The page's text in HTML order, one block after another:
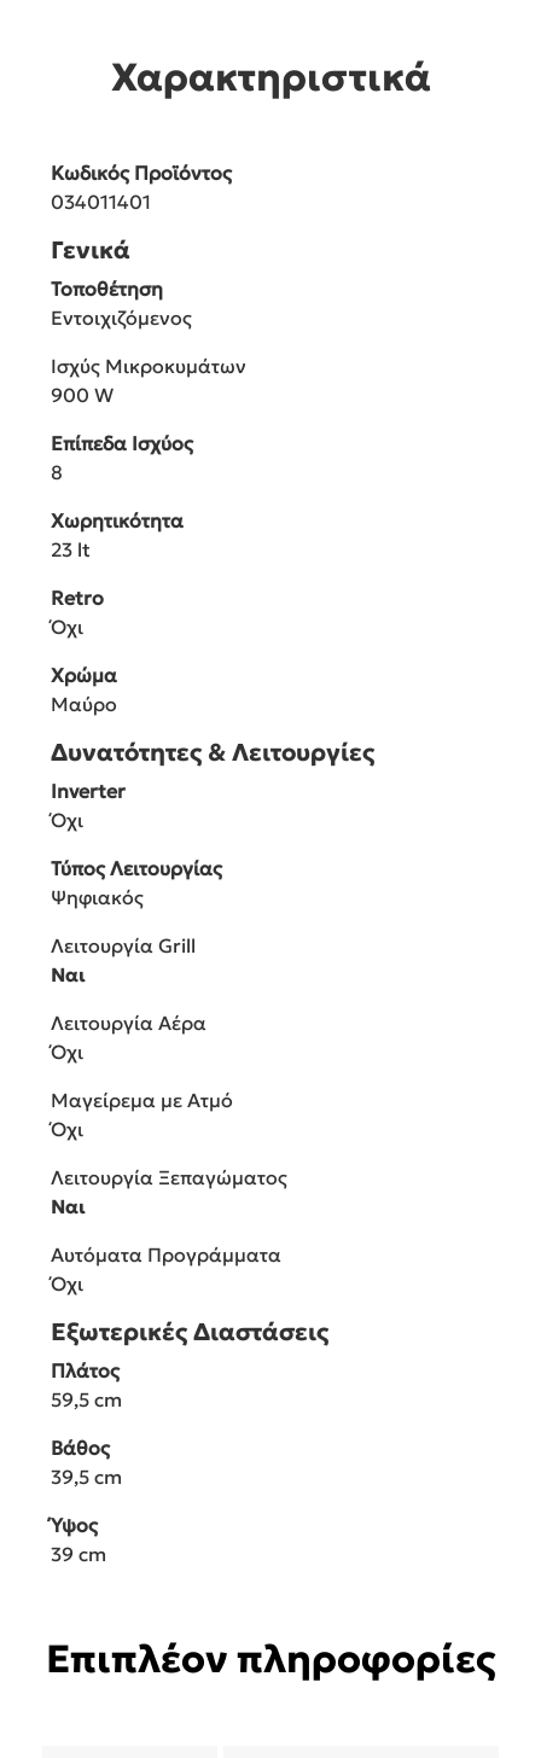
Χαρακτηριστικά
Κωδικός Προϊόντος
034011401
Γενικά
Τοποθέτηση
Εντοιχιζόμενος
Ισχύς Μικροκυμάτων
900 W
Επίπεδα Ισχύος
8
Χωρητικότητα
23 lt
Retro
Όχι
Χρώμα
Μαύρο
Δυνατότητες & Λειτουργίες
Inverter
Όχι
Τύπος Λειτουργίας
Ψηφιακός
Λειτουργία Grill
Ναι
Λειτουργία Αέρα
Όχι
Μαγείρεμα με Ατμό
Όχι
Λειτουργία Ξεπαγώματος
Ναι
Αυτόματα Προγράμματα
Όχι
Εξωτερικές Διαστάσεις
Πλάτος
59,5 cm
Βάθος
39,5 cm
Ύψος
39 cm
Επιπλέον πληροφορίες